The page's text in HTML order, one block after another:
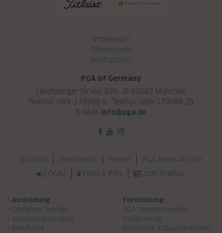
Impressum
Datenschutz
Mediadaten
PGA of Germany
Landsberger Straße 290 . D-80687 München
Telefon: 089-179588 0 . Telefax: 089-179588 29
E-Mail: info@pga.de
Navigation überspringen
Kontakt Downloads Presse
PGA News-Archiv
LOGIN
FIND A PRO JOB-PORTAL
Navigation überspringen
Ausbildung
Golflehrer werden
Ausbildungsstruktur
Berufsfeld
Fortbildung
PGA Seminarkalender
Graduierung
Zertifikate & Qualifikationen